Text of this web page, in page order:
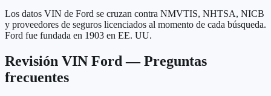
Los datos VIN de Ford se cruzan contra NMVTIS, NHTSA, NICB
y proveedores de seguros licenciados al momento de cada búsqueda.
Ford fue fundada en 1903 en EE. UU.
Revisión VIN Ford — Preguntas
frecuentes